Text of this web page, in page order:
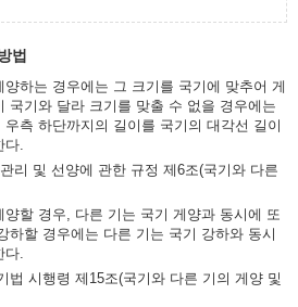
법
하는 경우에는 그 크기를 국기에 맞추어 게
국기와 달라 크기를 맞출 수 없을 경우에는
측 하단까지의 길이를 국기의 대각선 길이
다.
리 및 선양에 관한 규정 제6조(국기와 다른
할 경우, 다른 기는 국기 게양과 동시에 또
하할 경우에는 다른 기는 국기 강하와 동시
다.
법 시행령 제15조(국기와 다른 기의 게양 및